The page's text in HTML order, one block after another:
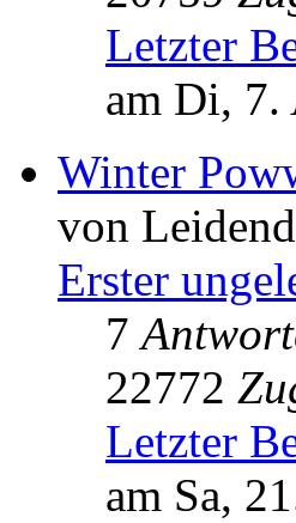
Letzter
am Di, 7.
Winter
von
Erster
7
22772
Letzter
am Sa,